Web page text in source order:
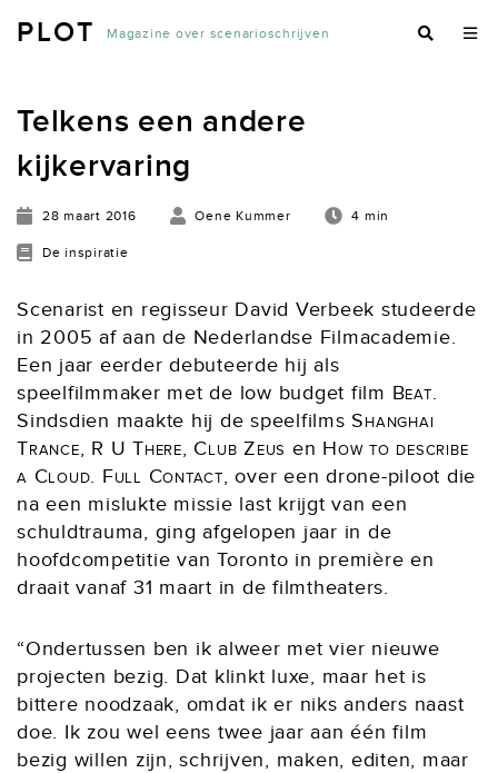
PLOT Magazine over scenarioschrijven
Telkens een andere
kijkervaring
28 maart 2016 Oene Kummer 4 min
De inspiratie
Scenarist en regisseur David Verbeek studeerde
in 2005 af aan de Nederlandse Filmacademie.
Een jaar eerder debuteerde hij als
speelfilmmaker met de low budget film Beat.
Sindsdien maakte hij de speelfilmsShanghai
Trance, R U There, Club Zeus en How to describe
a Cloud. Full Contact, over een drone-piloot die
na een mislukte missie last krijgt van een
schuldtrauma, ging afgelopen jaar in de
hoofdcompetitie van Toronto in première en
draait vanaf 31 maart in de filmtheaters.
“Ondertussen ben ik alweer met vier nieuwe
projecten bezig. Dat klinkt luxe, maar het is
bittere noodzaak, omdat ik er niks anders naast
doe. Ik zou wel eens twee jaar aan één film
bezig willen zijn, schrijven, maken, editen, maar